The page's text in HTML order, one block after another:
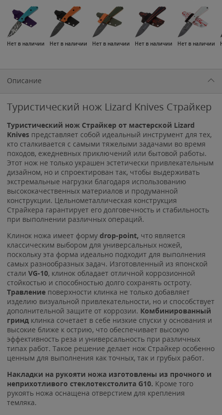
Нет в наличии Нет в наличии Нет в наличии Нет в наличии Нет в наличии
Описание
Туристический нож Lizard Knives Страйкер
Туристический нож Страйкер от мастерской Lizard
Knives представляет собой идеальный инструмент для тех,
кто сталкивается с самыми тяжелыми задачами во время
походов, ежедневных приключений или бытовой работы.
Этот нож не только украшен эстетически привлекательным
дизайном, но и спроектирован так, чтобы выдерживать
экстремальные нагрузки благодаря использованию
высококачественных материалов и продуманной
конструкции. Цельнометаллическая конструкция
Страйкера гарантирует его долговечность и стабильность
при выполнении различных операций.
Клинок ножа имеет форму drop-point, что является
классическим выбором для универсальных ножей,
поскольку эта форма идеально подходит для выполнения
самых разнообразных задач. Изготовленный из японской
стали VG-10, клинок обладает отличной коррозионной
стойкостью и способностью долго сохранять остроту.
Травление поверхности клинка не только добавляет
изделию визуальной привлекательности, но и способствует
дополнительной защите от коррозии. Комбинированный
гринд клинка сочетает в себе низкие спуски у основания и
высокие ближе к острию, что обеспечивает высокую
эффективность реза и универсальность при различных
типах работ. Такое решение делает нож Страйкер особенно
ценным для выполнения как точных, так и грубых работ.
Накладки на рукояти ножа изготовлены из прочного и
неприхотливого стеклотекстолита G10. Кроме того
рукоять ножа оснащена отверстием для крепления
темляка.